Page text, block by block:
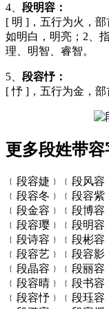
4、 段明容：
[ 明 ]，五行为火，部
如明白，明亮；2、
理、明智、睿智。
5、 段容忬：
[ 忬 ]，五行为金，部
更多段姓带
﹛段容婕﹜﹛段风
﹛段容冬﹜﹛段容
﹛段金容﹜﹛段博
﹛段容璎﹜﹛段明
﹛段诗容﹜﹛段彬
﹛段容艺﹜﹛段容
﹛段晶容﹜﹛段丽
﹛段容晴﹜﹛段书
﹛段容忬﹜﹛段珏